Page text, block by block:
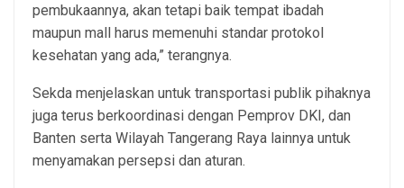
pembukaannya, akan tetapi baik tempat ibadah
maupun mall harus memenuhi standar protokol
kesehatan yang ada,” terangnya.
Sekda menjelaskan untuk transportasi publik pihaknya
juga terus berkoordinasi dengan Pemprov DKI, dan
Banten serta Wilayah Tangerang Raya lainnya untuk
menyamakan persepsi dan aturan.